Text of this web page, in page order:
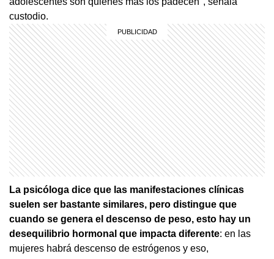
custodio.
La psicóloga dice que las manifestaciones clínicas
suelen ser bastante similares, pero distingue que
cuando se genera el descenso de peso, esto hay un
desequilibrio hormonal que impacta diferente: en las
mujeres habrá descenso de estrógenos y eso,